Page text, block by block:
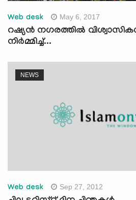
Web desk May 6, 2017
റഷ്യന്‍ നഗരത്തില്‍
നിര്‍മ്മിച്ച്...
NEWS
Web desk Sep 27, 2012